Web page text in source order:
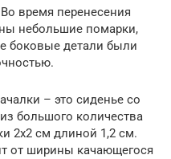
время перенесения
небольшие помарки,
боковые детали были
– это сиденье со
большого количества
2х2 см длиной 1,2 см.
от ширины качающегося